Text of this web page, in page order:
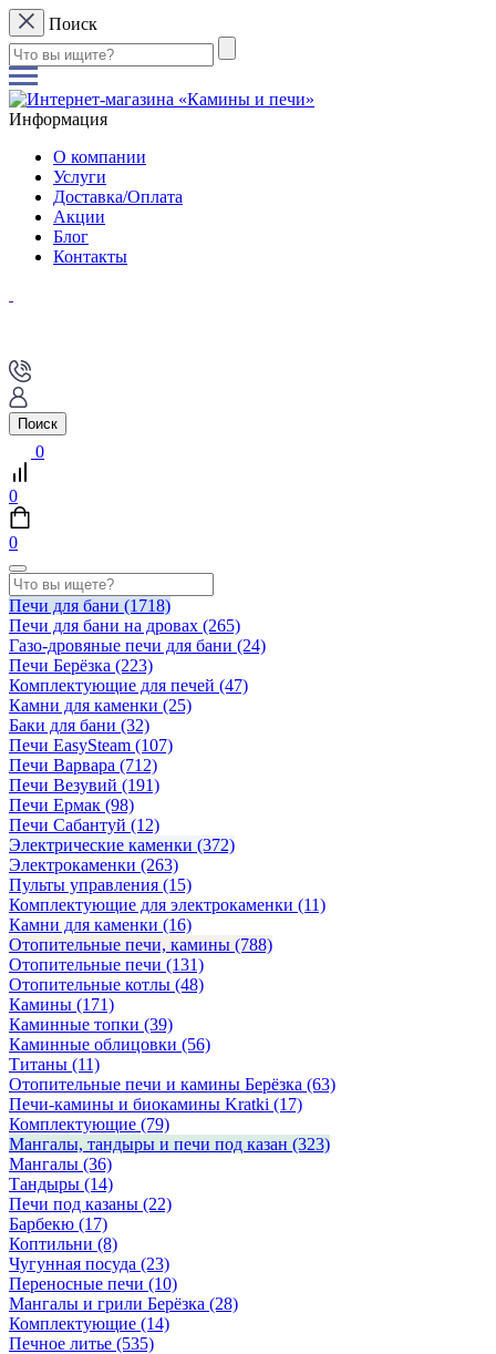
Поиск
Информация
О компании
Услуги
Доставка/Оплата
Акции
Блог
Контакты
Поиск
0
0
0
Печи для бани (1718)
Печи для бани на дровах (265)
Газо-дровяные печи для бани (24)
Печи Берёзка (223)
Комплектующие для печей (47)
Камни для каменки (25)
Баки для бани (32)
Печи EasySteam (107)
Печи Варвара (712)
Печи Везувий (191)
Печи Ермак (98)
Печи Сабантуй (12)
Электрические каменки (372)
Электрокаменки (263)
Пульты управления (15)
Комплектующие для электрокаменки (11)
Камни для каменки (16)
Отопительные печи, камины (788)
Отопительные печи (131)
Отопительные котлы (48)
Камины (171)
Каминные топки (39)
Каминные облицовки (56)
Титаны (11)
Отопительные печи и камины Берёзка (63)
Печи-камины и биокамины Kratki (17)
Комплектующие (79)
Мангалы, тандыры и печи под казан (323)
Мангалы (36)
Тандыры (14)
Печи под казаны (22)
Барбекю (17)
Коптильни (8)
Чугунная посуда (23)
Переносные печи (10)
Мангалы и грили Берёзка (28)
Комплектующие (14)
Печное литье (535)